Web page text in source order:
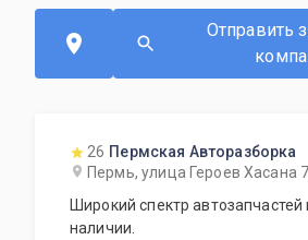
Отправить
26 Пермская Авторазборка
Пермь, улица Героев Хасана
Широкий спектр
наличии.